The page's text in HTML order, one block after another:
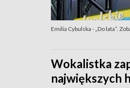
Emilia Cybulska - „Do lata”.
Wokalistka
największych